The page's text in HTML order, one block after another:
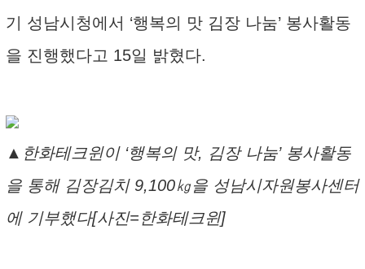
기 성남시청에서 ‘행복의 맛 김장 나눔’ 봉사활동
을 진행했다고 15일 밝혔다.
▲한화테크윈이 ‘행복의 맛, 김장 나눔’ 봉사활동
을 통해 김장김치 9,100㎏을 성남시자원봉사센터
에 기부했다[사진=한화테크윈]